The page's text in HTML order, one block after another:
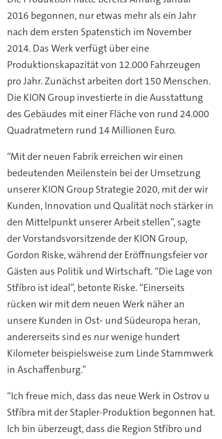
2016 begonnen, nur etwas mehr als ein Jahr
nach dem ersten Spatenstich im November
2014. Das Werk verfügt über eine
Produktionskapazität von 12.000 Fahrzeugen
pro Jahr. Zunächst arbeiten dort 150 Menschen.
Die KION Group investierte in die Ausstattung
des Gebäudes mit einer Fläche von rund 24.000
Quadratmetern rund 14 Millionen Euro.
“Mit der neuen Fabrik erreichen wir einen
bedeutenden Meilenstein bei der Umsetzung
unserer KION Group Strategie 2020, mit der wir
Kunden, Innovation und Qualität noch stärker in
den Mittelpunkt unserer Arbeit stellen”, sagte
der Vorstandsvorsitzende der KION Group,
Gordon Riske, während der Eröffnungsfeier vor
Gästen aus Politik und Wirtschaft. “Die Lage von
Stříbro ist ideal”, betonte Riske. “Einerseits
rücken wir mit dem neuen Werk näher an
unsere Kunden in Ost- und Südeuropa heran,
andererseits sind es nur wenige hundert
Kilometer beispielsweise zum Linde Stammwerk
in Aschaffenburg.”
“Ich freue mich, dass das neue Werk in Ostrov u
Stříbra mit der Stapler-Produktion begonnen hat.
Ich bin überzeugt, dass die Region Stříbro und